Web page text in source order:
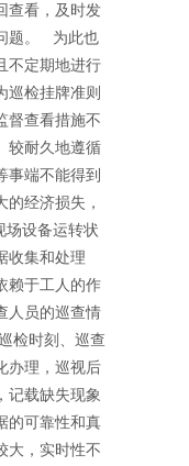
查看，及时发
题。 为此也
不定期地进行
巡检挂牌准则
督查看措施不
较耐久地遵循
事端不能得到
经济损失，
设备运转状
收集和处理
赖于工人的作
人员的巡查情
检时刻、巡查
办理，巡视后
记载缺失现象
的可靠性和真
大，实时性不